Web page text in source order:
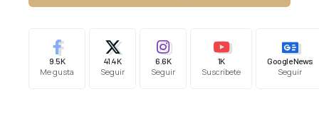
9.5K
Me gusta
41.4K
Seguir
6.6K
Seguir
1K
Suscríbete
Google News
Seguir